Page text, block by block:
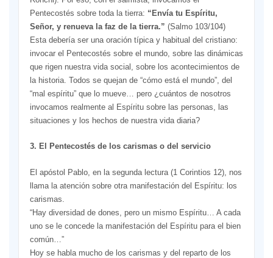
Pentecostés sobre toda la tierra: “Envía tu Espíritu,
Señor, y renueva la faz de la tierra.” (Salmo 103/104)
Esta debería ser una oración típica y habitual del cristiano:
invocar el Pentecostés sobre el mundo, sobre las dinámicas
que rigen nuestra vida social, sobre los acontecimientos de
la historia. Todos se quejan de “cómo está el mundo”, del
“mal espíritu” que lo mueve… pero ¿cuántos de nosotros
invocamos realmente al Espíritu sobre las personas, las
situaciones y los hechos de nuestra vida diaria?
3. El Pentecostés de los carismas o del servicio
El apóstol Pablo, en la segunda lectura (1 Corintios 12), nos
llama la atención sobre otra manifestación del Espíritu: los
carismas.
“Hay diversidad de dones, pero un mismo Espíritu… A cada
uno se le concede la manifestación del Espíritu para el bien
común…”
Hoy se habla mucho de los carismas y del reparto de los